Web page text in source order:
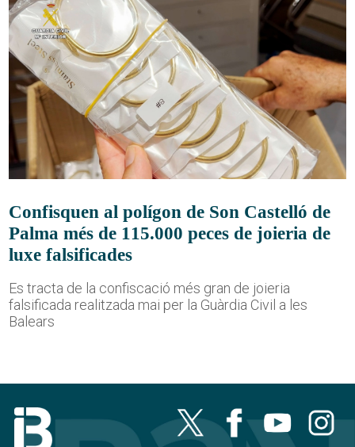
Confisquen al polígon de Son Castelló de
Palma més de 115.000 peces de joieria de
luxe falsificades
Es tracta de la confiscació més gran de joieria
falsificada realitzada mai per la Guàrdia Civil a les
Balears